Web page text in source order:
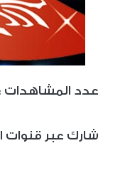
: عدد المشاهدات
شارك عبر قنوات